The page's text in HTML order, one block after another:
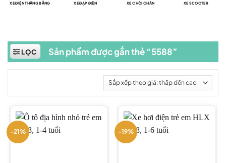
XE ĐIỆN THĂNG BẰNG XE ĐẠP ĐIỆN XE CHÒI CHÂN XE SCOOTER
Sản phẩm được gắn thẻ “5588”
LỌC
-21% -19%